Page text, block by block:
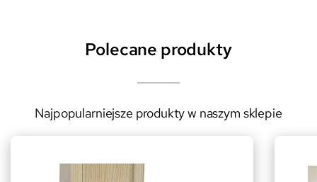
Polecane produkty
Najpopularniejsze produkty w naszym sklepie